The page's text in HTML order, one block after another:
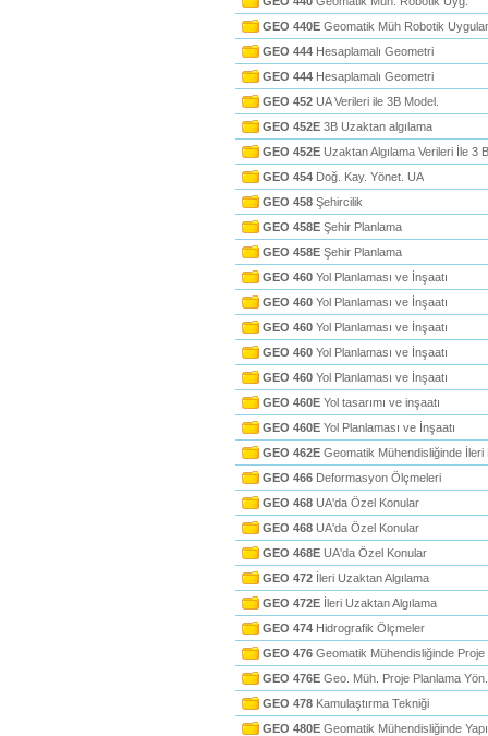
GEO 440E Geomatik Müh Robotik
GEO 444 Hesaplamalı Geometri
GEO 444 Hesaplamalı Geometri
GEO 452 UA Verileri ile 3B Model.
GEO 452E 3B Uzaktan algılama
GEO 452E Uzaktan Algılama Verileri İle 3
GEO 454 Doğ. Kay. Yönet. UA
GEO 458 Şehircilik
GEO 458E Şehir Planlama
GEO 458E Şehir Planlama
GEO 460 Yol Planlaması ve İnşaatı
GEO 460 Yol Planlaması ve İnşaatı
GEO 460 Yol Planlaması ve İnşaatı
GEO 460 Yol Planlaması ve İnşaatı
GEO 460 Yol Planlaması ve İnşaatı
GEO 460E Yol tasarımı ve inşaatı
GEO 460E Yol Planlaması ve İnşaatı
GEO 462E Geomatik Mühendisliğinde İleri
GEO 466 Deformasyon Ölçmeleri
GEO 468 UA'da Özel Konular
GEO 468 UA'da Özel Konular
GEO 468E UA'da Özel Konular
GEO 472 İleri Uzaktan Algılama
GEO 472E İleri Uzaktan Algılama
GEO 474 Hidrografik Ölçmeler
GEO 476 Geomatik Mühendisliğinde Proje
GEO 476E Geo. Müh. Proje Planlama Yön.
GEO 478 Kamulaştırma Tekniği
GEO 480E Geomatik Mühendisliğinde